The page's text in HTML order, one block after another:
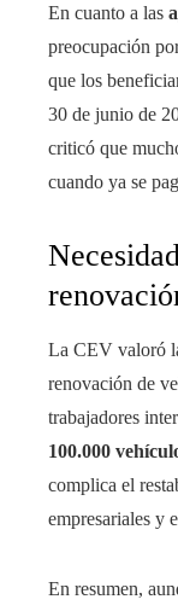
En cuanto a las
preocupación
que los
30 de junio de
criticó que
cuando ya se
La CEV valoró
renovación de
trabajadores
100.000
complica el
empresariales y
En resumen,